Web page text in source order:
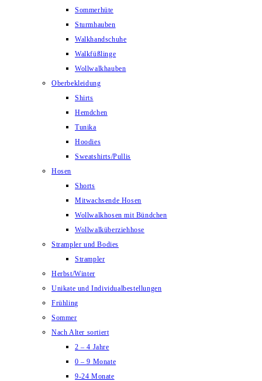
Sommerhüte
Sturmhauben
Walkhandschuhe
Walkfüßlinge
Wollwalkhauben
Oberbekleidung
Shirts
Hemdchen
Tunika
Hoodies
Sweatshirts/Pullis
Hosen
Shorts
Mitwachsende Hosen
Wollwalkhosen mit Bündchen
Wollwalküberziehhose
Strampler und Bodies
Strampler
Herbst/Winter
Unikate und Individualbestellungen
Frühling
Sommer
Nach Alter sortiert
2 – 4 Jahre
0 – 9 Monate
9-24 Monate